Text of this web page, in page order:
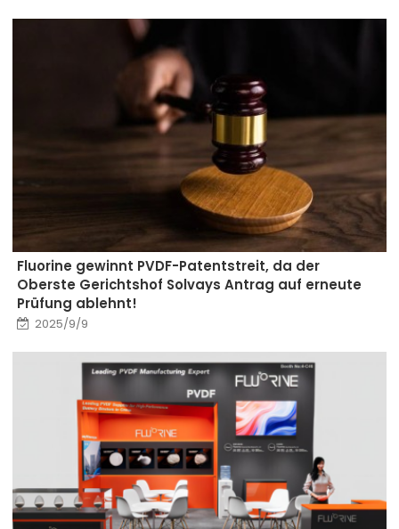
Fluorine gewinnt PVDF-Patentstreit, da der
Oberste Gerichtshof Solvays Antrag auf erneute
Prüfung ablehnt!
2025/9/9